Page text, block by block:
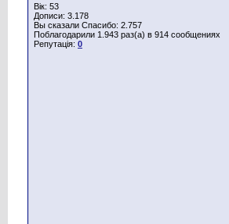
Вік: 53
Дописи: 3.178
Вы сказали Спасибо: 2.757
Поблагодарили 1.943 раз(а) в 914 сообщениях
Репутація: 0